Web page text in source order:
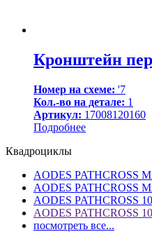
Кронштейн
Номер на схеме: '7
Кол.-во на детале: 1
Артикул: 17008120160
Подробнее
Квадроциклы
AODES PATHCROSS
AODES PATHCROSS
AODES PATHCROSS
AODES PATHCROSS
посмотреть все...